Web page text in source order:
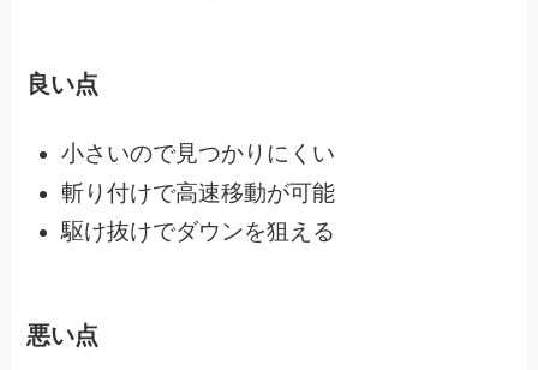
良い点
小さいので見つかりにくい
斬り付けで高速移動が可能
駆け抜けでダウンを狙える
悪い点